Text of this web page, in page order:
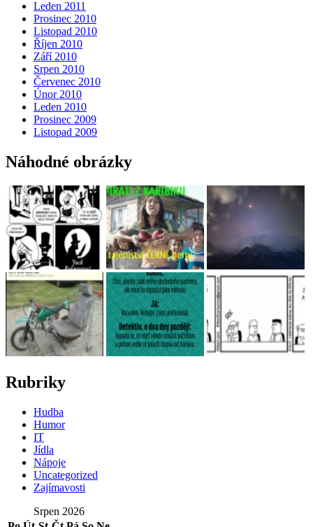
Leden 2011
Prosinec 2010
Listopad 2010
Říjen 2010
Září 2010
Srpen 2010
Červenec 2010
Únor 2010
Leden 2010
Prosinec 2009
Listopad 2009
Náhodné obrázky
Rubriky
Hudba
Humor
IT
Jídla
Nápoje
Uncategorized
Zajímavosti
Srpen 2026